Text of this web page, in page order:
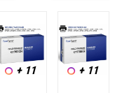
+ 11 + 11